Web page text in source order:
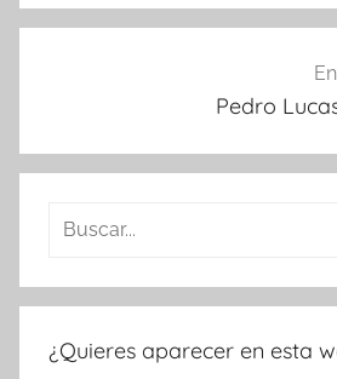
Pedro
Buscar:
¿Quieres aparecer en esta